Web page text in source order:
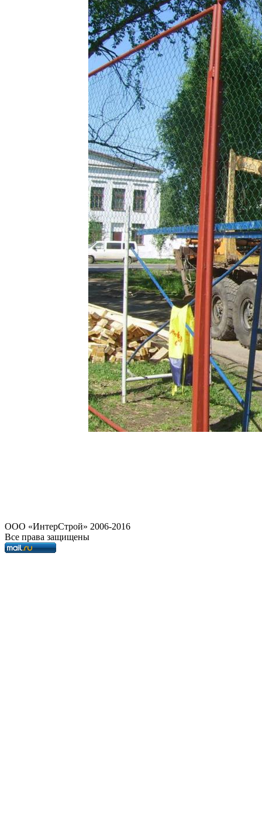
OOO «ИнтерСтрой» 2006-2016
Все права защищены